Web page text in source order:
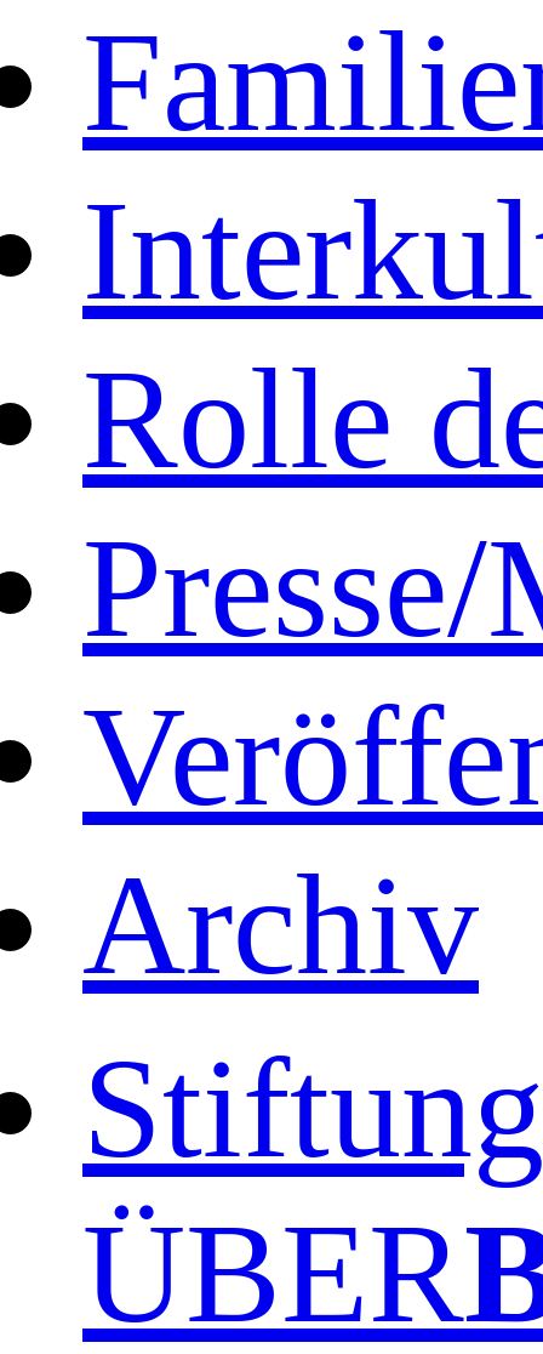
Rolle
Archiv
Stiftung
ÜBER